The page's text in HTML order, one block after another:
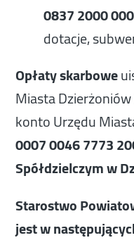
0837 2000
dotacje,
Opłaty skarbowe
Miasta
konto Urzędu
0007 0046 7773
Spółdzielczym w
Starostwo
jest w